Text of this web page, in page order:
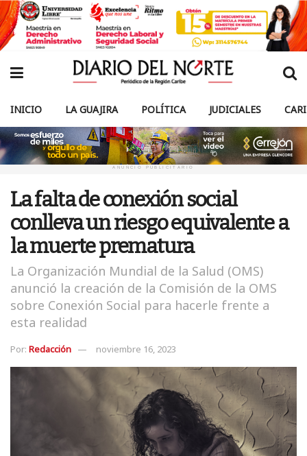
INICIO LA GUAJIRA POLÍTICA JUDICIALES
ANUNCIO PUBLICITARIO
La falta de conexión social
conlleva un riesgo equivalente a
la muerte prematura
La Organización Mundial de la Salud (OMS)
anunció la creación de la Comisión de la OMS
sobre Conexión Social para hacerle frente a
esta realidad
Por: Redacción noviembre 16, 2023